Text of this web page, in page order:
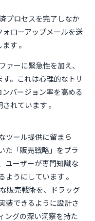
プロセスを完了しなか
ローアップメールを送
す 。
ァーに緊急性を加え、
。これは心理的なトリ
バージョン率を高める
れています 。
ツール提供に留まら
た「販売戦略」をプラ
ユーザーが専門知識な
ようにしています 。
販売戦術を、ドラッグ
装できるように設計さ
ングの深い洞察を持た